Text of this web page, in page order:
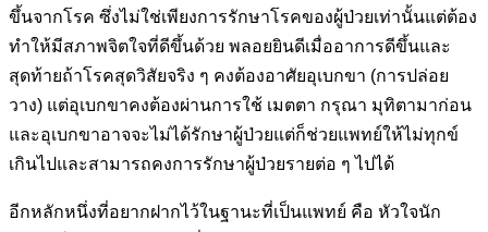
ขึ้นจากโรค ซึ่งไม่ใช่เพียงการรักษาโรคของผู้ป่วยเท่านั้นแต่ต้อง
ทำให้มีสภาพจิตใจที่ดีขึ้นด้วย พลอยยินดีเมื่ออาการดีขึ้นและ
สุดท้ายถ้าโรคสุดวิสัยจริง ๆ คงต้องอาศัยอุเบกขา (การปล่อย
วาง) แต่อุเบกขาคงต้องผ่านการใช้ เมตตา กรุณา มุทิตามาก่อน
และอุเบกขาอาจจะไม่ได้รักษาผู้ป่วยแต่ก็ช่วยแพทย์ให้ไม่ทุกข์
เกินไปและสามารถคงการรักษาผู้ป่วยรายต่อ ๆ ไปได้
อีกหลักหนึ่งที่อยากฝากไว้ในฐานะที่เป็นแพทย์ คือ หัวใจนัก